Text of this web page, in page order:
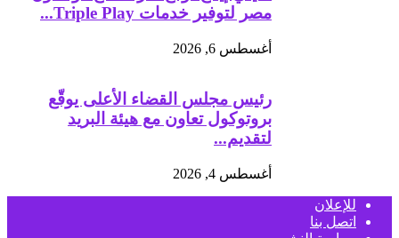
مصر لتوفير خدمات Triple Play...
أغسطس 6, 2026
رئيس مجلس القضاء الأعلى يوقّع
بروتوكول تعاون مع هيئة البريد
لتقديم...
أغسطس 4, 2026
للإعلان
اتصل بنا